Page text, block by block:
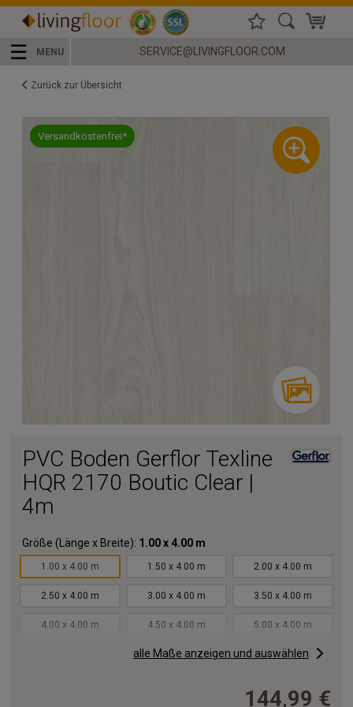
☰ MENU SERVICE@LIVINGFLOOR.COM
Zurück zur Übersicht
Versandkostenfrei*
PVC Boden Gerflor Texline
HQR 2170 Boutic Clear |
4m
Größe (Länge x Breite): 1.00 x 4.00 m
1.00 x 4.00 m 1.50 x 4.00 m 2.00 x 4.00 m
2.50 x 4.00 m 3.00 x 4.00 m 3.50 x 4.00 m
4.00 x 4.00 m 4.50 x 4.00 m 5.00 x 4.00 m
6.00 x 4.00 m 6.50 x 4.00 m
alle Maße anzeigen und auswählen
144,99 €